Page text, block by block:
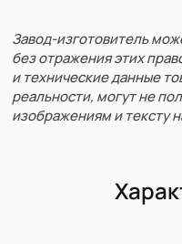
Завод-изготовитель
без отражения этих
и технические данные
реальности, могут не
изображениям и тексту